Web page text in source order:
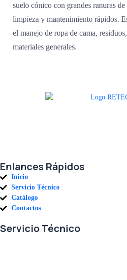
suelo cónico con grandes ranuras
limpieza y mantenimiento rápidos.
el manejo de ropa de cama,
materiales generales.
Enlances Rápidos
Inicio
Servicio Técnico
Catálogo
Contactos
Servicio Técnico